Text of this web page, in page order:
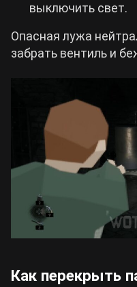
выключить свет.
Опасная лужа
забрать вентиль и
Как перекрыть